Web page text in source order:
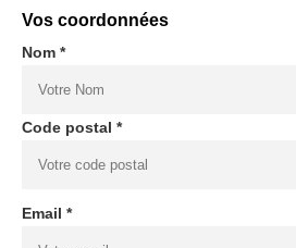
Vos coordonnées
Nom *
Code postal *
Email *